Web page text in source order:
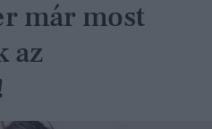
már most
az